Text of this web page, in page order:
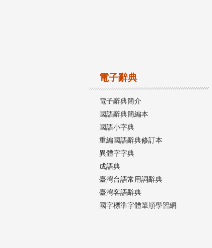
電子辭典
電子辭典簡介
國語辭典簡編本
國語小字典
重編國語辭典修訂本
異體字字典
成語典
臺灣台語常用詞辭典
臺灣客語辭典
國字標準字體筆順學習網